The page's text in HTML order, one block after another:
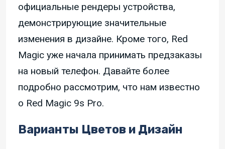
официальные рендеры устройства,
демонстрирующие значительные
изменения в дизайне. Кроме того, Red
Magic уже начала принимать предзаказы
на новый телефон. Давайте более
подробно рассмотрим, что нам известно
о Red Magic 9s Pro.
Варианты Цветов и Дизайн